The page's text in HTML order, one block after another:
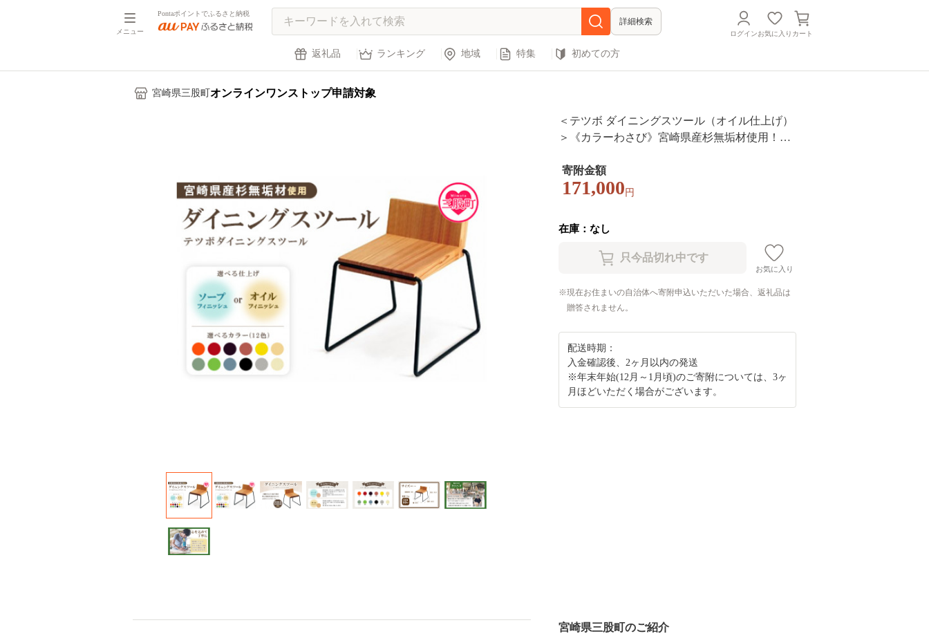
メニュー
Pontaポイントでふるさと納税
詳細検索
ログインお気に入り カート
返礼品 ランキング 地域 特集 初めての方
宮崎県三股町 オンラインワンストップ申請対象
＜テツボ ダイニングスツール（オイル仕上げ）
＞《カラーわさび》宮崎県産杉無垢材使用！イ
無垢材 リビング 寝室 食卓 チェアー ナチュラル
シンプル 新生活 おしゃれ【MI052-kw-01-07】
寄附金額
171,000 円
在庫：なし
お気に入り
現在お住まいの自治体へ寄附申込いただいた場合、返礼品は
贈答されません。
配送時期：
入金確認後、2ヶ月以内の発送
※年末年始(12月～1月頃)のご寄附については、3ヶ
月ほどいただく場合がございます。
宮崎県三股町のご紹介